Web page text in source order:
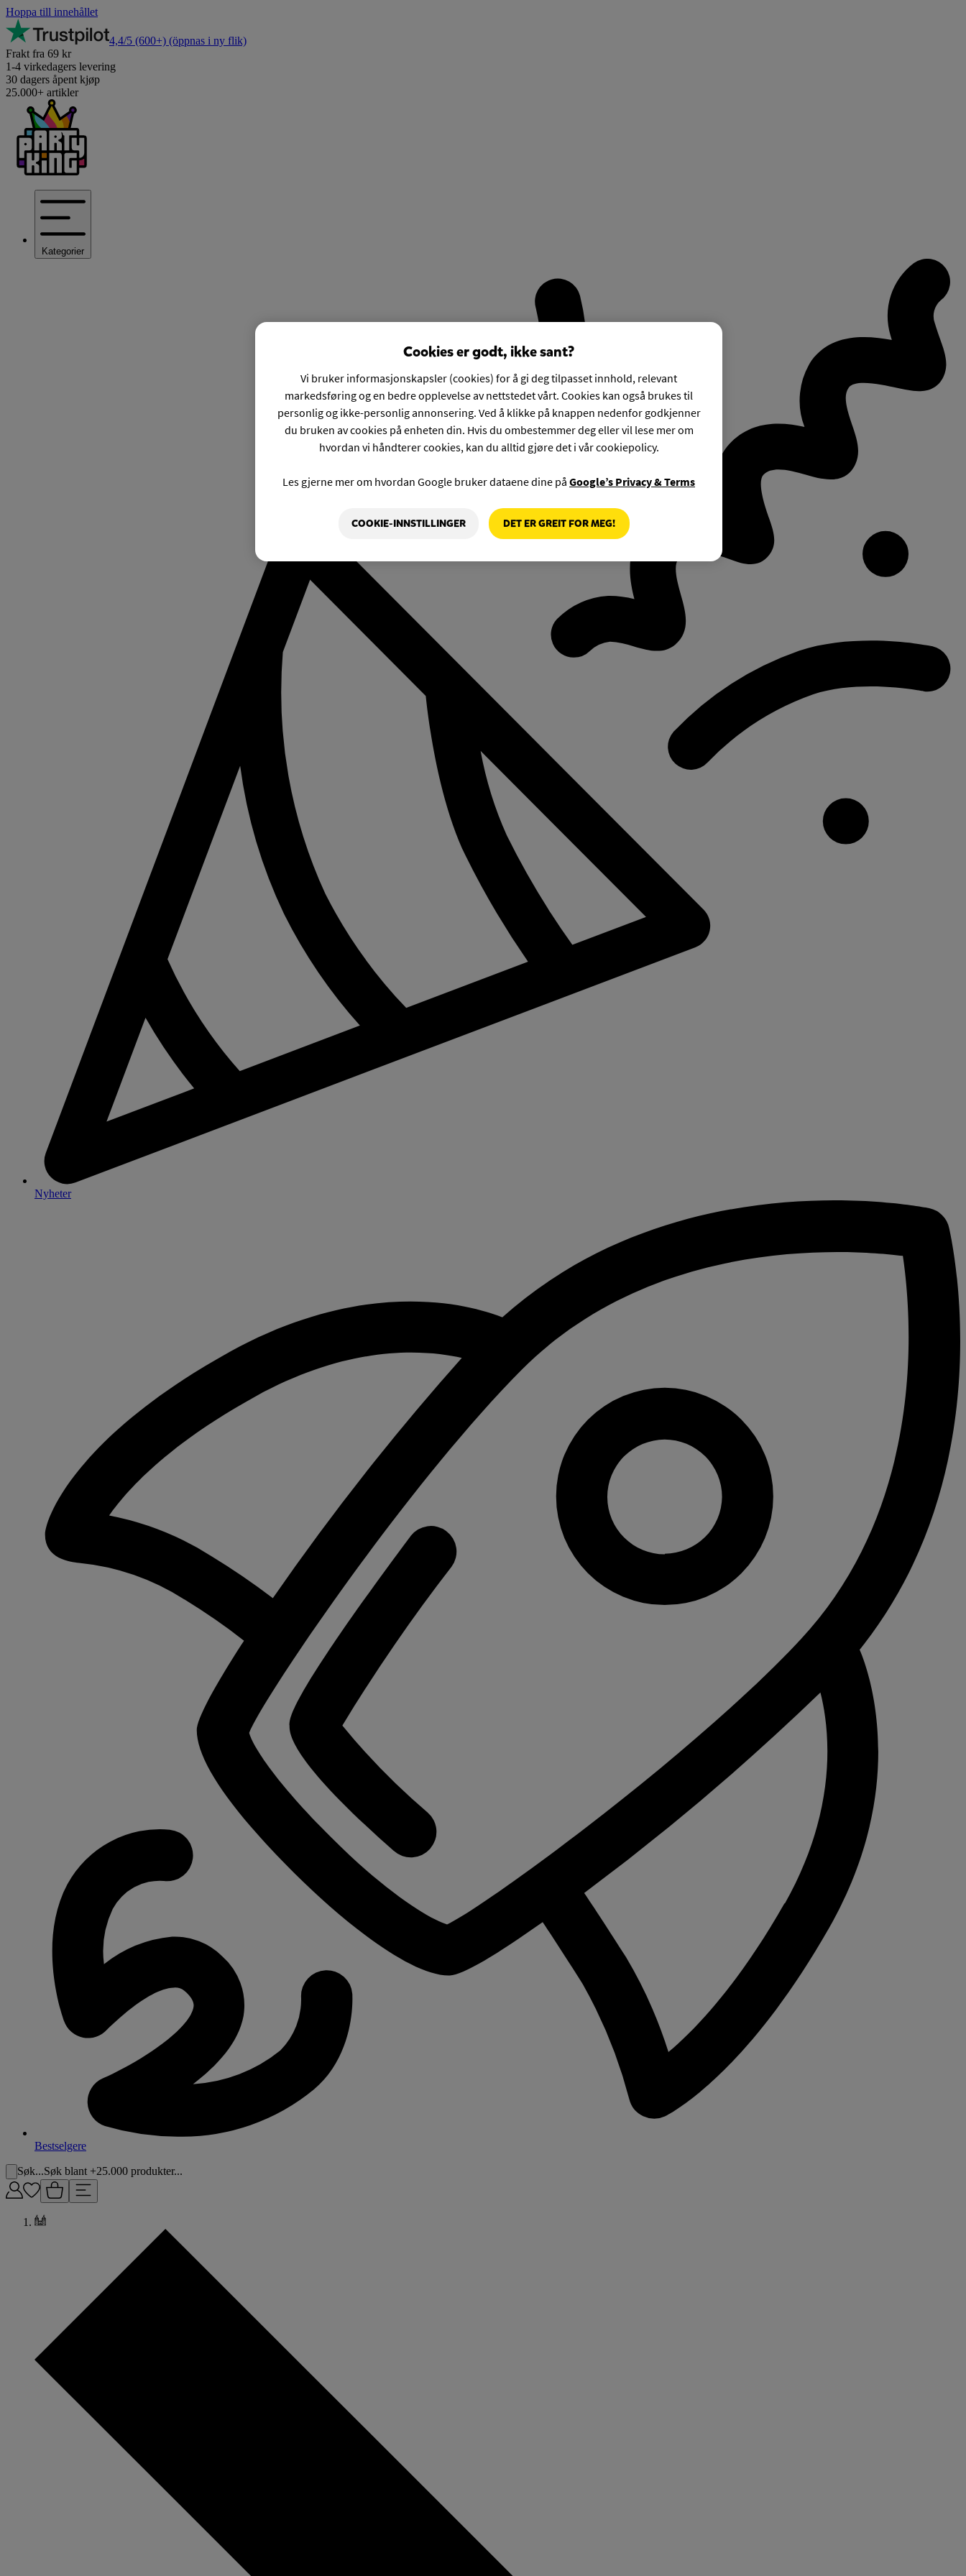
Hoppa till innehållet
4,4/5 (600+) (öppnas i ny flik)
Frakt fra 69 kr
1-4 virkedagers levering
30 dagers åpent kjøp
25.000+ artikler
Kategorier
Nyheter
Bestselgere
Søk...Søk blant +25.000 produkter...
Cookies er godt, ikke sant?
Vi bruker informasjonskapsler (cookies) for å gi deg tilpasset innhold, relevant
markedsføring og en bedre opplevelse av nettstedet vårt. Cookies kan også brukes til
personlig og ikke-personlig annonsering. Ved å klikke på knappen nedenfor godkjenner
du bruken av cookies på enheten din. Hvis du ombestemmer deg eller vil lese mer om
hvordan vi håndterer cookies, kan du alltid gjøre det i vår cookiepolicy.
Les gjerne mer om hvordan Google bruker dataene dine på Google’s Privacy & Terms
COOKIE-INNSTILLINGER DET ER GREIT FOR MEG!